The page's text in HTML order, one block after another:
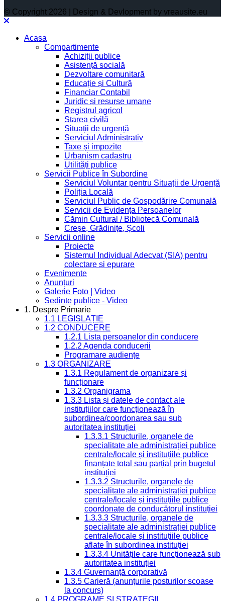
© Copyright 2026 | Design & Devlopment by vreausite.eu
Acasa
Compartimente
Achiziții publice
Asistență socială
Dezvoltare comunitară
Educație și Cultură
Financiar Contabil
Juridic si resurse umane
Registrul agricol
Starea civilă
Situații de urgență
Serviciul Administrativ
Taxe și impozite
Urbanism cadastru
Utilități publice
Servicii Publice în Subordine
Serviciul Voluntar pentru Situații de Urgență
Poliția Locală
Serviciul Public de Gospodărire Comunală
Servicii de Evidența Persoanelor
Cămin Cultural / Bibliotecă Comunală
Creșe, Grădinițe, Școli
Servicii online
Proiecte
Sistemul Individual Adecvat (SIA) pentru
colectare si epurare
Evenimente
Anunțuri
Galerie Foto | Video
Sedinte publice - Video
1. Despre Primarie
1.1 LEGISLAȚIE
1.2 CONDUCERE
1.2.1 Lista persoanelor din conducere
1.2.2 Agenda conducerii
Programare audiențe
1.3 ORGANIZARE
1.3.1 Regulament de organizare și
funcționare
1.3.2 Organigrama
1.3.3 Lista și datele de contact ale
instituțiilor care funcționează în
subordinea/coordonarea sau sub
autoritatea instituției
1.3.3.1 Structurile, organele de
specialitate ale administrației publice
centrale/locale și instituțiile publice
finanțate total sau parțial prin bugetul
instituției
1.3.3.2 Structurile, organele de
specialitate ale administrației publice
centrale/locale și instituțiile publice
coordonate de conducătorul instituției
1.3.3.3 Structurile, organele de
specialitate ale administrației publice
centrale/locale și instituțiile publice
aflate în subordinea instituției
1.3.3.4 Unitățile care funcționează sub
autoritatea instituției
1.3.4 Guvernanță corporativă
1.3.5 Carieră (anunțurile posturilor scoase
la concurs)
1.4 PROGRAME ȘI STRATEGII